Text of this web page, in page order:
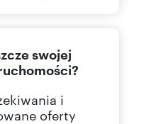
swojej
i
oferty